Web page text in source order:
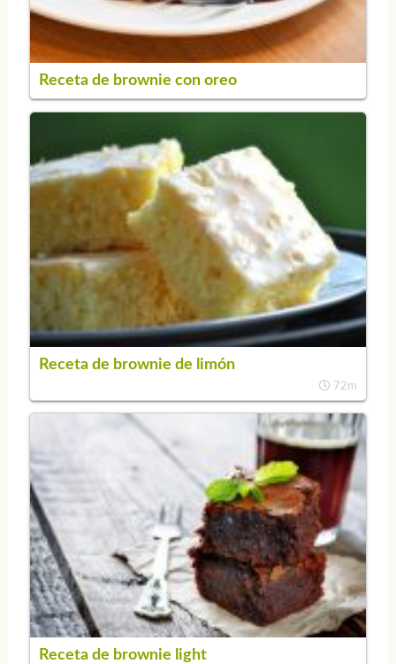
Receta de brownie con oreo
Receta de brownie de limón
72m
Receta de brownie light